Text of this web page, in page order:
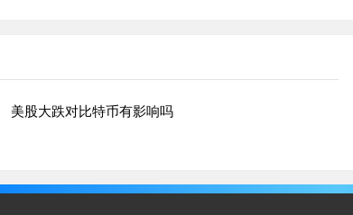
美股大跌对比特币有影响吗